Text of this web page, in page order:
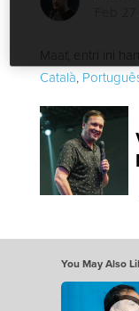
Maaf, entri ini
Català,
You May Also